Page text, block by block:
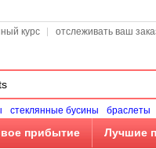
курс отслеживать ваш
стеклянные бусины браслеты
прибытие Лучшие